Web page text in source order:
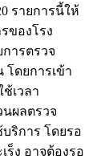
รายการนี้ให้
ของโรง
ารตรวจ
โดยการเข้า
เวลา
นผลตรวจ
ริการ โดยรอ
ร็ง อาจต้องรอ